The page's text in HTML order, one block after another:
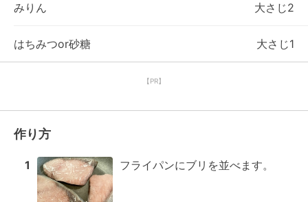
みりん 大さじ2
はちみつor砂糖 大さじ1
【PR】
作り方
1 フライパンにブリを並べます。